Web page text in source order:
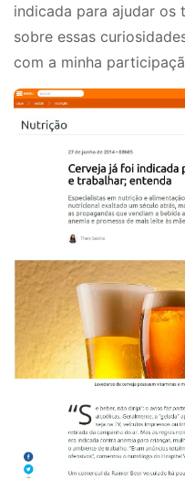
indicada para ajudar os
sobre essas
com a minha